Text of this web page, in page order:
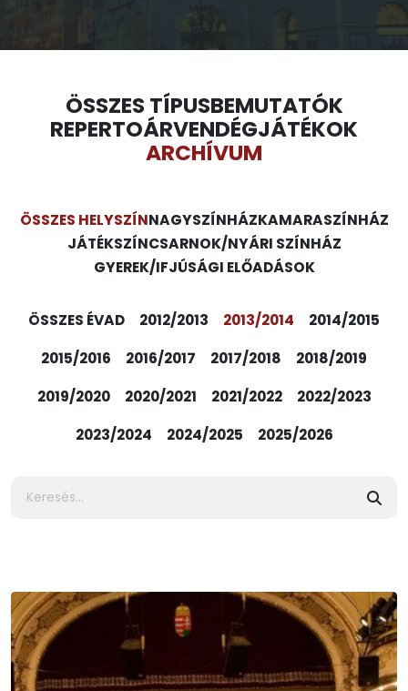
ÖSSZES TÍPUSBEMUTATÓK
REPERTOÁRVENDÉGJÁTÉKOK
ARCHÍVUM
ÖSSZES HELYSZÍNNAGYSZÍNHÁZKAMARASZÍNHÁZ
JÁTÉKSZÍNCSARNOK/NYÁRI SZÍNHÁZ
GYEREK/IFJÚSÁGI ELŐADÁSOK
ÖSSZES ÉVAD 2012/2013 2013/2014
2014/2015
2015/2016
2016/2017 2017/2018
2018/2019
2019/2020
2020/2021 2021/2022
2022/2023
2023/2024
2024/2025 2025/2026